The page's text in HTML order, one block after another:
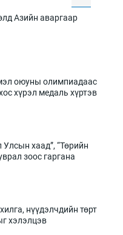
Азийн аваргаар
оюуны олимпиадаас
хүрэл медаль хүртэв
хаад”, “Төрийн
зоос гаргана
нүүдэлчдийн төрт
хэлэлцэв